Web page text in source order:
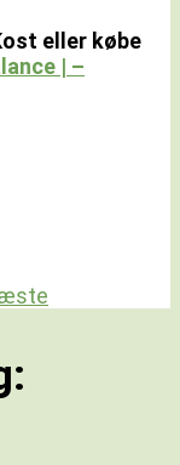
eller købe
| –